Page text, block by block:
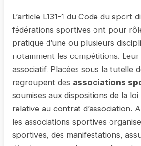
L’article L131-1 du Code du sport
fédérations sportives ont pour
pratique d’une ou plusieurs
notamment les compétitions.
associatif. Placées sous la tutelle
regroupent des associations
soumises aux dispositions de la loi
relative au contrat d’association.
les associations sportives
sportives, des manifestations,